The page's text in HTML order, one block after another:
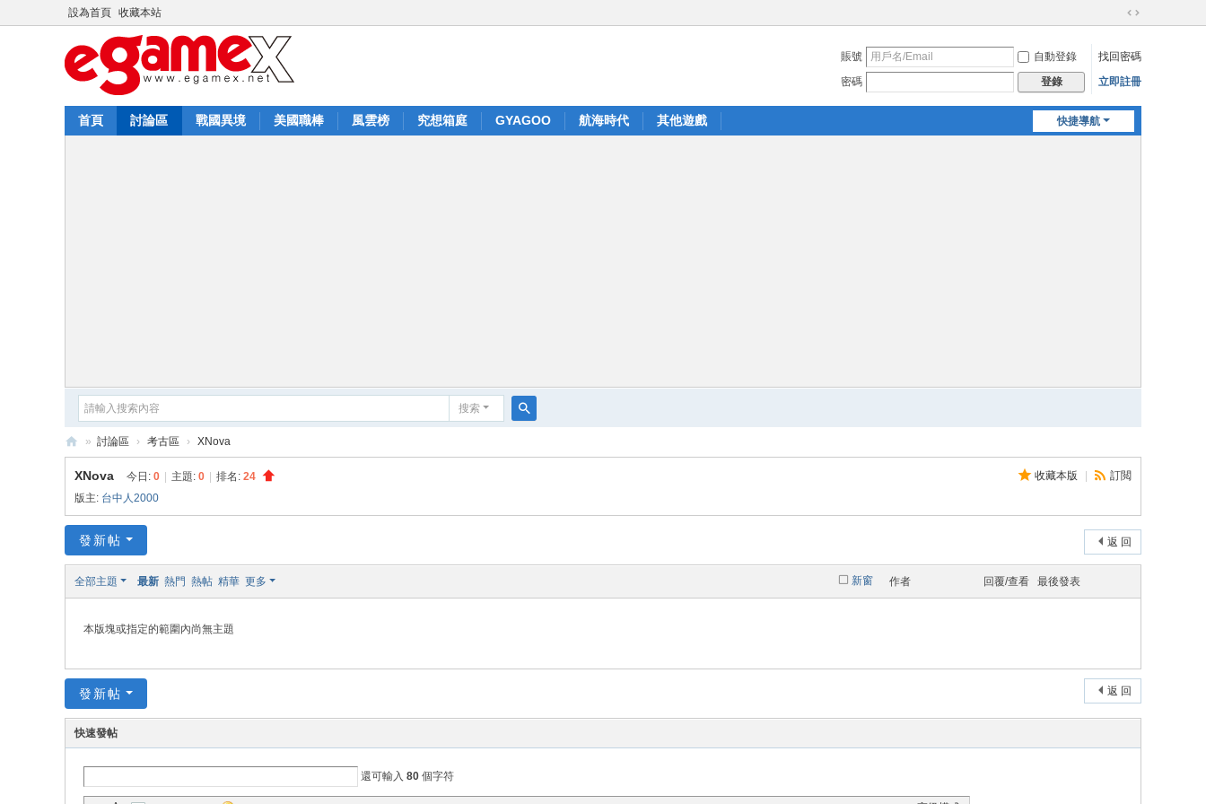
設為首頁 收藏本站
切
到
寬
賬號 自動登錄
找回密碼
密碼
登錄 立即註冊
快捷導航
首頁 討論區 戰國異境 美國職棒 風雲榜 究想箱庭 GYAGOO 航海時代 其他遊戲
搜索
索
G
a
X
» 討論區 › 考古區 › XNova
收藏本版 訂閲
XNova 今日: 0 主題: 0 排名: 24
版主: 台中人2000
返 回
發新帖
新窗
全部主題 最新 熱門 熱帖 精華 更多 作者 回覆/查看 最後發表
本版塊或指定的範圍內尚無主題
返 回
發新帖
快速發帖
還可輸入 80 個字符